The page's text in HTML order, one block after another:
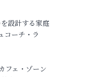
設計する家庭
ーチ・ラ
フェ・ゾーン